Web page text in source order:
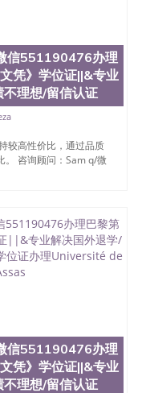
信551190476办理
凭》学位证||&专业
理想/留信认证
较高性价比，通过品质
。 咨询顾问：Sam q/微
信551190476办理
凭》学位证||&专业
理想/留信认证